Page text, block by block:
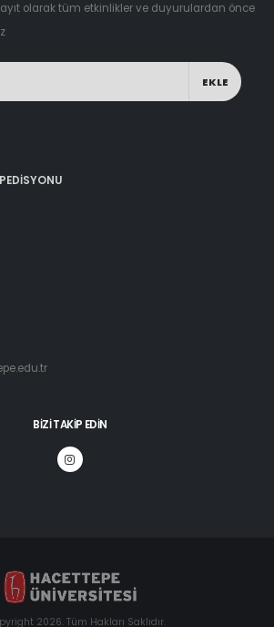
olarak tüm etkinlikler ve duyurulardan önce
EKLE
BIZI TAKIP EDIN
2026. Tüm Hakları Saklıdır.